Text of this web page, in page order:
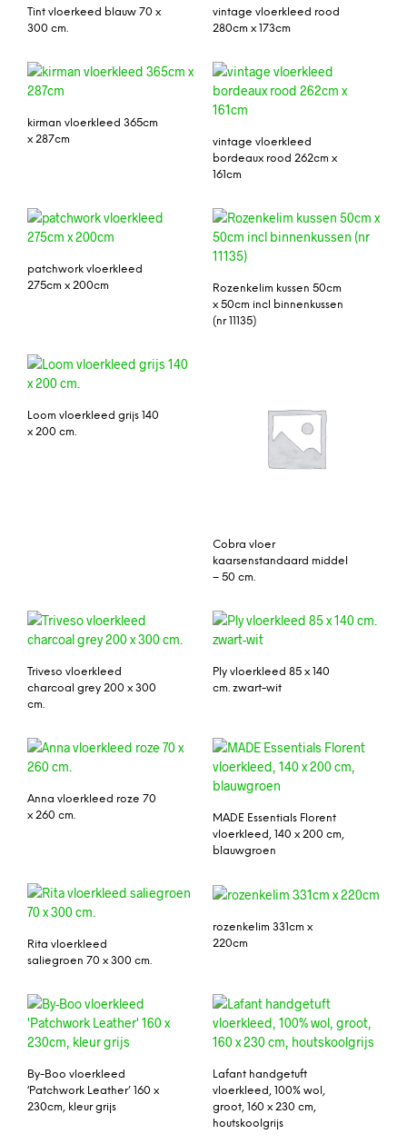
Tint vloerkeed blauw 70 x
300 cm.
vintage vloerkleed rood
280cm x 173cm
kirman vloerkleed 365cm
x 287cm
vintage vloerkleed
bordeaux rood 262cm x
161cm
patchwork vloerkleed
275cm x 200cm
Rozenkelim kussen 50cm
x 50cm incl binnenkussen
(nr 11135)
Loom vloerkleed grijs 140
x 200 cm.
Cobra vloer
kaarsenstandaard middel
– 50 cm.
Triveso vloerkleed
charcoal grey 200 x 300
cm.
Ply vloerkleed 85 x 140
cm. zwart-wit
Anna vloerkleed roze 70
x 260 cm.
MADE Essentials Florent
vloerkleed, 140 x 200 cm,
blauwgroen
Rita vloerkleed
saliegroen 70 x 300 cm.
rozenkelim 331cm x
220cm
By-Boo vloerkleed
‘Patchwork Leather’ 160 x
230cm, kleur grijs
Lafant handgetuft
vloerkleed, 100% wol,
groot, 160 x 230 cm,
houtskoolgrijs